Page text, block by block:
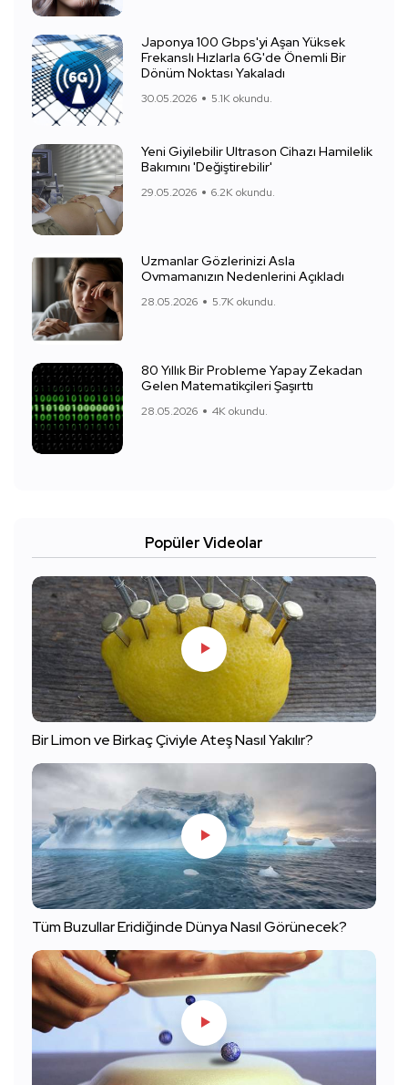
Japonya 100 Gbps'yi Aşan Yüksek
Frekanslı Hızlarla 6G'de Önemli Bir
Dönüm Noktası Yakaladı
30.05.2026 5.1K okundu.
Yeni Giyilebilir Ultrason Cihazı Hamilelik
Bakımını 'Değiştirebilir'
29.05.2026 6.2K okundu.
Uzmanlar Gözlerinizi Asla
Ovmamanızın Nedenlerini Açıkladı
28.05.2026 5.7K okundu.
80 Yıllık Bir Probleme Yapay Zekadan
Gelen Matematikçileri Şaşırttı
28.05.2026 4K okundu.
Popüler Videolar
Bir Limon ve Birkaç Çiviyle Ateş Nasıl Yakılır?
Tüm Buzullar Eridiğinde Dünya Nasıl Görünecek?